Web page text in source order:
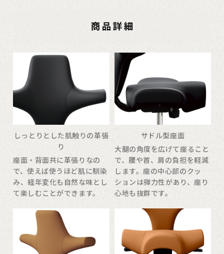
しっとりとした肌触りの革張
り
座面・背面共に革張りなの
で、使えば使うほど肌に馴染
み、経年変化も自然な味とし
て楽しむことができます。
サドル型座面
大腿の角度を広げて座ること
で、腰や首、肩の負担を軽減
します。座の中心部のクッ
ションは弾力性があり、座り
心地も抜群です。